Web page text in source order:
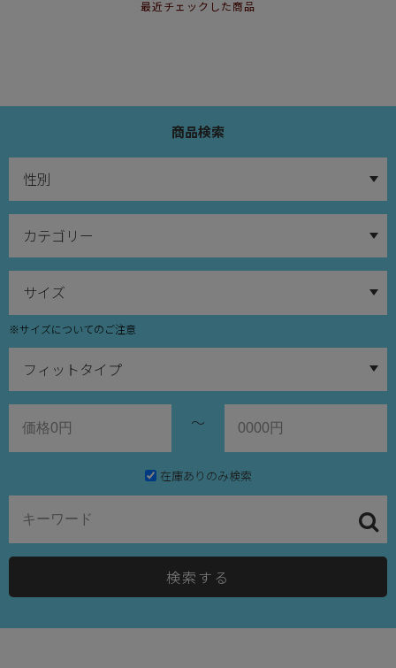
最近チェックした商品
商品検索
※サイズについてのご注意
～
在庫ありのみ検索
検索する